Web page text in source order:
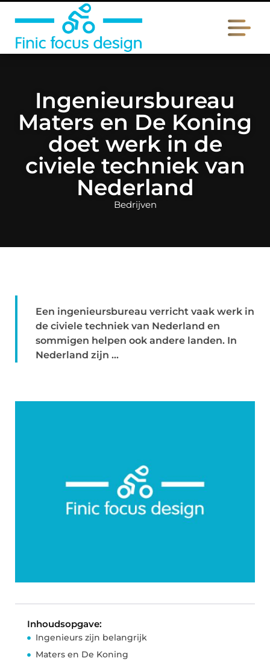
Ingenieursbureau
Maters en De Koning
doet werk in de
civiele techniek van
Nederland
Bedrijven
Een ingenieursbureau verricht vaak werk in
de civiele techniek van Nederland en
sommigen helpen ook andere landen. In
Nederland zijn ...
Inhoudsopgave:
Ingenieurs zijn belangrijk
Maters en De Koning